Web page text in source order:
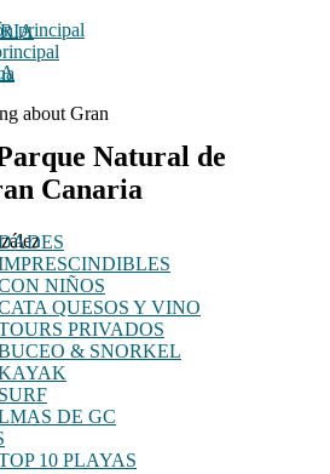
principal
about Gran
NIÑOS
QUESOS Y VINO
PRIVADOS
& SNORKEL
SURF
DE GC
10 PLAYAS
Natural de
Canaria